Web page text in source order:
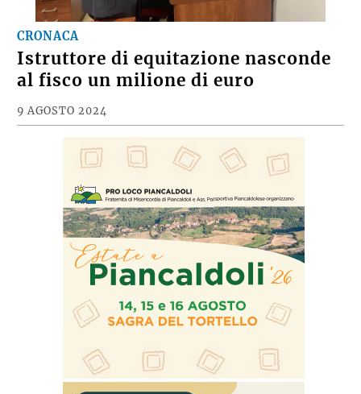
CRONACA
Istruttore di equitazione nasconde
al fisco un milione di euro
9 AGOSTO 2024